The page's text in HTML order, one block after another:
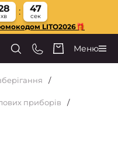
хв
46
сек
LITO2026🎁
Меню
приборів